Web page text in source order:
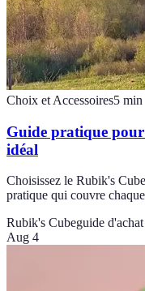
Choix et Accessoires5 min
Guide pratique
idéal
Choisissez le Rubik's
pratique qui couvre
Rubik's Cubeguide d'achat
Aug 4